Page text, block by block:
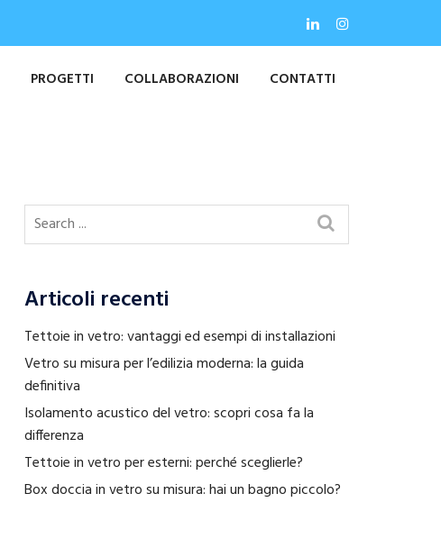
PROGETTI COLLABORAZIONI CONTATTI
Articoli recenti
Tettoie in vetro: vantaggi ed esempi di installazioni
Vetro su misura per l’edilizia moderna: la guida
definitiva
Isolamento acustico del vetro: scopri cosa fa la
differenza
Tettoie in vetro per esterni: perché sceglierle?
Box doccia in vetro su misura: hai un bagno piccolo?